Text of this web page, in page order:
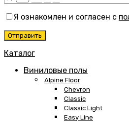
Я ознакомлен и согласен с
Каталог
Виниловые полы
Alpine Floor
Chevron
Classic
Classic Light
Easy Line